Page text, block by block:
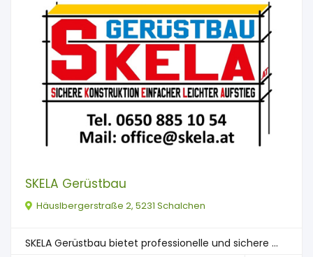
SKELA Gerüstbau
Häuslbergerstraße 2, 5231 Schalchen
SKELA Gerüstbau bietet professionelle und sichere ...